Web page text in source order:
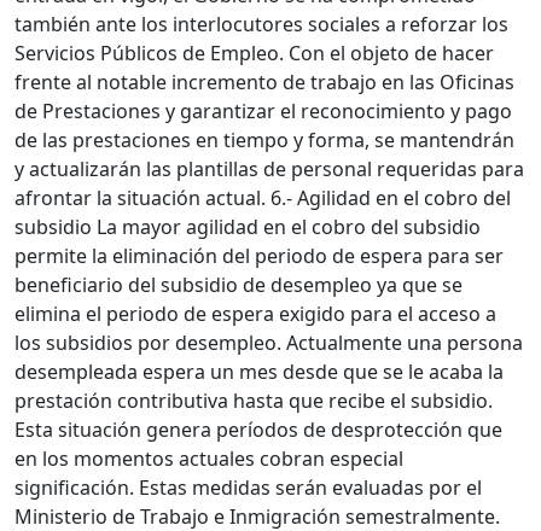
también ante los interlocutores sociales a reforzar los
Servicios Públicos de Empleo. Con el objeto de hacer
frente al notable incremento de trabajo en las Oficinas
de Prestaciones y garantizar el reconocimiento y pago
de las prestaciones en tiempo y forma, se mantendrán
y actualizarán las plantillas de personal requeridas para
afrontar la situación actual. 6.- Agilidad en el cobro del
subsidio La mayor agilidad en el cobro del subsidio
permite la eliminación del periodo de espera para ser
beneficiario del subsidio de desempleo ya que se
elimina el periodo de espera exigido para el acceso a
los subsidios por desempleo. Actualmente una persona
desempleada espera un mes desde que se le acaba la
prestación contributiva hasta que recibe el subsidio.
Esta situación genera períodos de desprotección que
en los momentos actuales cobran especial
significación. Estas medidas serán evaluadas por el
Ministerio de Trabajo e Inmigración semestralmente.